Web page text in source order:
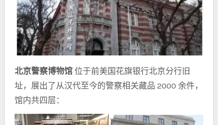
北京警察博物馆位于前美国花旗银行北京分行旧
址，展出了从汉代至今的警察相关藏品 2000 余件，
馆内共四层：